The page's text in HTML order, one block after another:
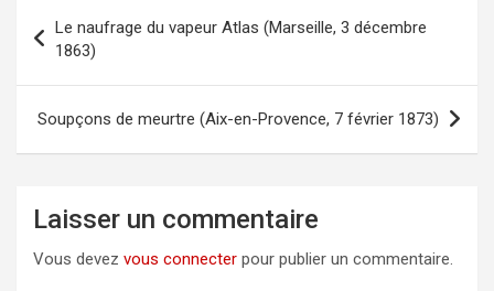
Navigation
l’article
Le naufrage du vapeur Atlas (Marseille, 3 décembre
1863)
Soupçons de meurtre (Aix-en-Provence, 7 février 1873)
Laisser un commentaire
Vous devez vous connecter pour publier un commentaire.